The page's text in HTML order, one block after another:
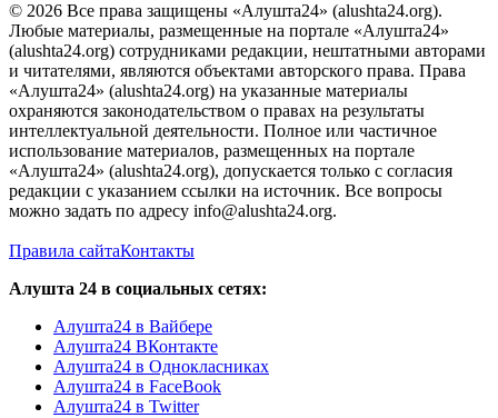
© 2026 Все права защищены «Алушта24» (alushta24.org).
Любые материалы, размещенные на портале «Алушта24»
(alushta24.org) сотрудниками редакции, нештатными авторами
и читателями, являются объектами авторского права. Права
«Алушта24» (alushta24.org) на указанные материалы
охраняются законодательством о правах на результаты
интеллектуальной деятельности. Полное или частичное
использование материалов, размещенных на портале
«Алушта24» (alushta24.org), допускается только с согласия
редакции с указанием ссылки на источник. Все вопросы
можно задать по адресу info@alushta24.org.
Правила сайтаКонтакты
Алушта 24 в социальных сетях:
Алушта24 в Вайбере
Алушта24 ВКонтакте
Алушта24 в Однокласниках
Алушта24 в FaceBook
Алушта24 в Twitter